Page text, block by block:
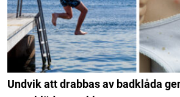
Undvik att drabbas av badklåda